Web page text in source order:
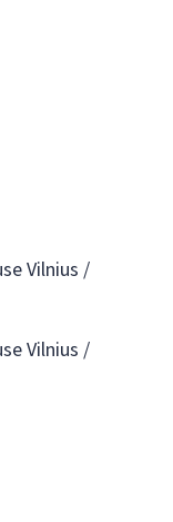
Vilnius /
Vilnius /